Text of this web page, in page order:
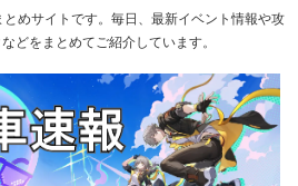
めサイトです。毎日、最新イベント情報や攻
どをまとめてご紹介しています。